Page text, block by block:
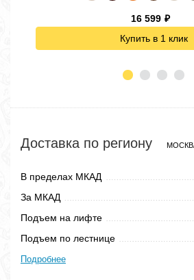
16 599 ₽
Купить в 1 клик
Доставка по региону
В пределах МКАД
За МКАД
Подъем на лифте
Подъем по лестнице
Подробнее